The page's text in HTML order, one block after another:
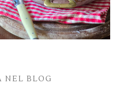
NEL BLOG